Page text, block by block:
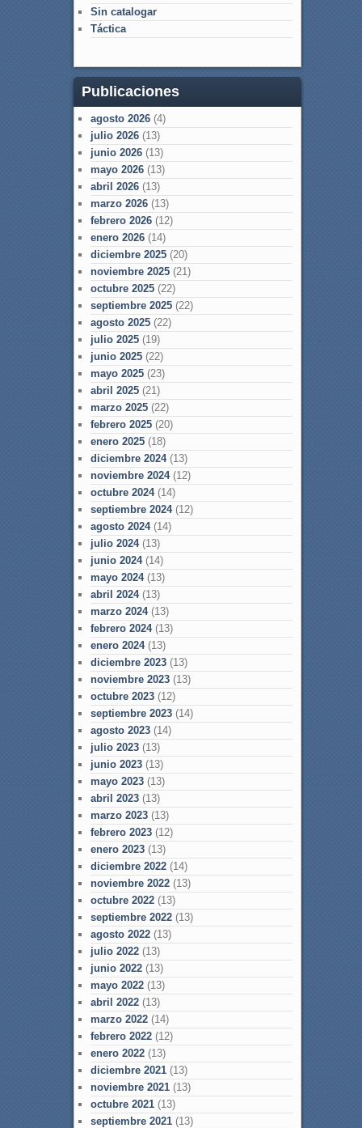
Sin catalogar
Táctica
Publicaciones
agosto 2026(4)
julio 2026(13)
junio 2026(13)
mayo 2026(13)
abril 2026(13)
marzo 2026(13)
febrero 2026(12)
enero 2026(14)
diciembre 2025(20)
noviembre 2025(21)
octubre 2025(22)
septiembre 2025(22)
agosto 2025(22)
julio 2025(19)
junio 2025(22)
mayo 2025(23)
abril 2025(21)
marzo 2025(22)
febrero 2025(20)
enero 2025(18)
diciembre 2024(13)
noviembre 2024(12)
octubre 2024(14)
septiembre 2024(12)
agosto 2024(14)
julio 2024(13)
junio 2024(14)
mayo 2024(13)
abril 2024(13)
marzo 2024(13)
febrero 2024(13)
enero 2024(13)
diciembre 2023(13)
noviembre 2023(13)
octubre 2023(12)
septiembre 2023(14)
agosto 2023(14)
julio 2023(13)
junio 2023(13)
mayo 2023(13)
abril 2023(13)
marzo 2023(13)
febrero 2023(12)
enero 2023(13)
diciembre 2022(14)
noviembre 2022(13)
octubre 2022(13)
septiembre 2022(13)
agosto 2022(13)
julio 2022(13)
junio 2022(13)
mayo 2022(13)
abril 2022(13)
marzo 2022(14)
febrero 2022(12)
enero 2022(13)
diciembre 2021(13)
noviembre 2021(13)
octubre 2021(13)
septiembre 2021(13)